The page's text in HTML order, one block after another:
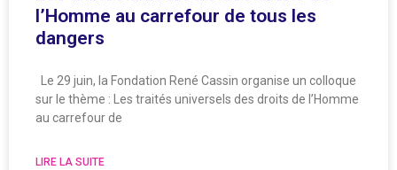
l’Homme au carrefour de tous les
dangers
Le 29 juin, la Fondation René Cassin organise un colloque
sur le thème : Les traités universels des droits de l’Homme
au carrefour de
LIRE LA SUITE